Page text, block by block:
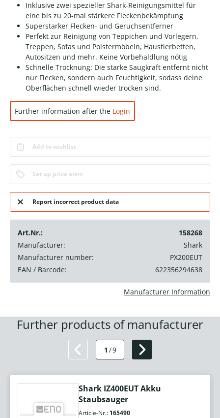
Inklusive zwei spezieller Shark-Reinigungsmittel für
eine bis zu 20-mal stärkere Fleckenbekämpfung
Superstarker Flecken- und Geruchsentferner
Perfekt zur Reinigung von Teppichen und Vorlegern,
Treppen, Sofas und Polstermöbeln, Haustierbetten,
Autositzen und mehr. Keine Vorbehaldlung nötig
Schnelle Trocknung: Die starke Saugkraft entfernt nicht
nur Flecken, sondern auch Feuchtigkeit, sodass deine
Oberflächen schnell wieder trocken sind.
Further information after the Login
Add to wishlist
Set up price alert
Report incorrect product data
Art.Nr.:
158268
Manufacturer:
Shark
Manufacturer number:
PX200EUT
EAN / Barcode:
622356294638
Manufacturer Information
Further products of manufacturer
1 /9
Shark IZ400EUT Akku
Staubsauger
Article-Nr.: 165490